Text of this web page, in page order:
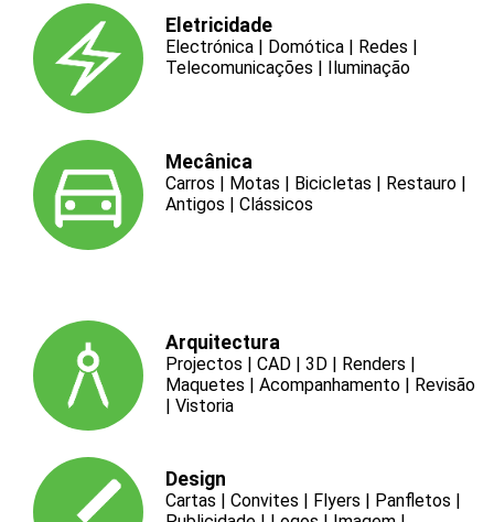
Eletricidade
Electrónica | Domótica | Redes |
Telecomunicações | Iluminação
Mecânica
Carros | Motas | Bicicletas | Restauro |
Antigos | Clássicos
Arquitectura
Projectos | CAD | 3D | Renders |
Maquetes | Acompanhamento | Revisão
| Vistoria
Design
Cartas | Convites | Flyers | Panfletos |